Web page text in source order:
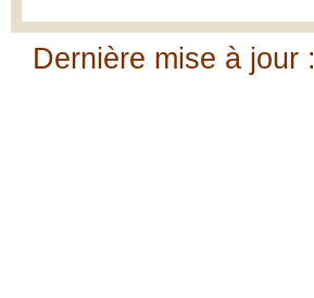
Dernière mise à jour